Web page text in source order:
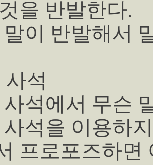
을 반발한다.
말이 반발해서
사석
사석에서 무슨
사석을 이용하
프로포즈하면